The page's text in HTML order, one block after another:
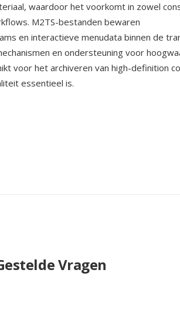
waardoor het voorkomt in zowel
M2TS-bestanden bewaren
en interactieve menudata binnen de
en ondersteuning voor
voor het archiveren van high-definition
essentieel is.
Vragen